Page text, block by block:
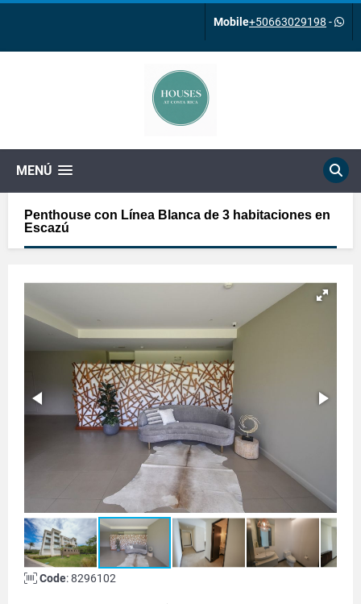
Mobile+50663029198 -
MENÚ
Penthouse con Línea Blanca de 3 habitaciones en
Escazú
Code: 8296102